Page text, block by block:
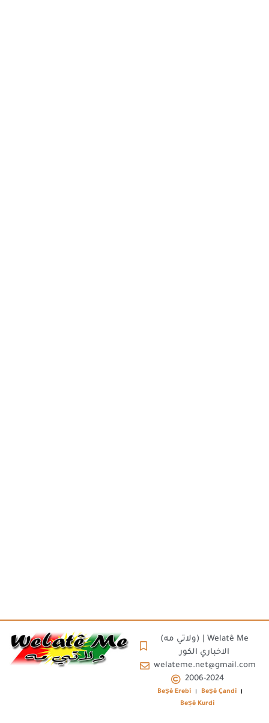
(ولاتي مه) | Welatê Me
الاخباري الكور
welateme.net@gmail.com
2006-2024
Beşê Erebî
Beşê Çandî
Beșê Kurdî